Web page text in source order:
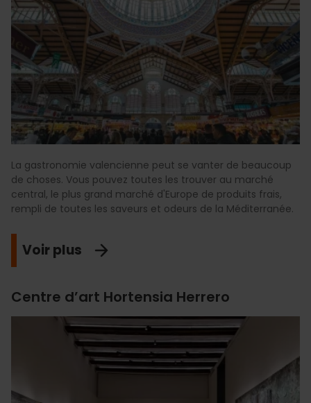
La gastronomie valencienne peut se vanter de beaucoup
de choses. Vous pouvez toutes les trouver au marché
central, le plus grand marché d'Europe de produits frais,
rempli de toutes les saveurs et odeurs de la Méditerranée.
Voir plus
Centre d’art Hortensia Herrero